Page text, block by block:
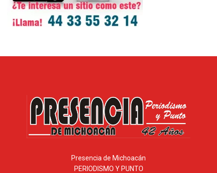
Presencia de Michoacán
PERIODISMO Y PUNTO